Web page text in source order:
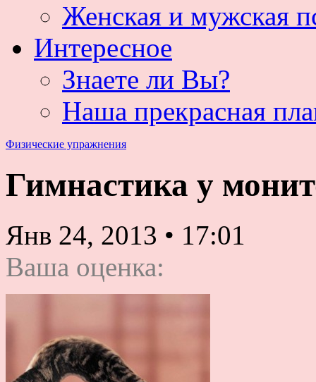
Женская и мужская
Интересное
Знаете ли Вы?
Наша прекрасная
Физические упражнения
Гимнастика у
Янв 24, 2013 • 17:01
Ваша оценка: